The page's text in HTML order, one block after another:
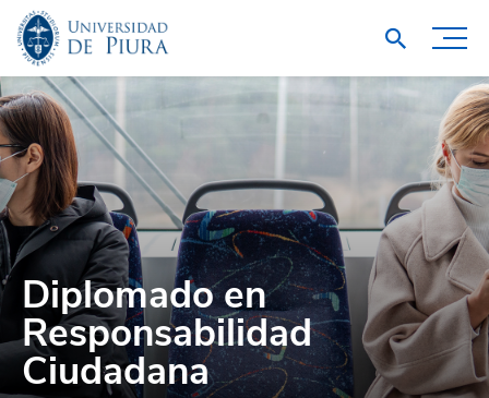
Diplomado en
Responsabilidad
Ciudadana